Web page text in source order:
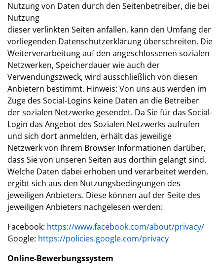
Nutzung von Daten durch den Seitenbetreiber, die bei
Nutzung
dieser verlinkten Seiten anfallen, kann den Umfang der
vorliegenden Datenschutzerklärung überschreiten. Die
Weiterverarbeitung auf den angeschlossenen sozialen
Netzwerken, Speicherdauer wie auch der
Verwendungszweck, wird ausschließlich von diesen
Anbietern bestimmt. Hinweis: Von uns aus werden im
Zuge des Social-Logins keine Daten an die Betreiber
der sozialen Netzwerke gesendet. Da Sie für das Social-
Login das Angebot des Sozialen Netzwerks aufrufen
und sich dort anmelden, erhält das jeweilige
Netzwerk von Ihrem Browser Informationen darüber,
dass Sie von unseren Seiten aus dorthin gelangt sind.
Welche Daten dabei erhoben und verarbeitet werden,
ergibt sich aus den Nutzungsbedingungen des
jeweiligen Anbieters. Diese können auf der Seite des
jeweiligen Anbieters nachgelesen werden:
Facebook: https://www.facebook.com/about/privacy/
Google: https://policies.google.com/privacy
Online-Bewerbungssystem